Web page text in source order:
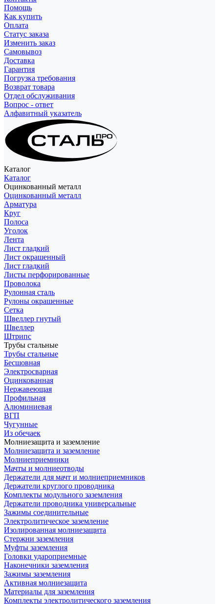
Помощь
Как купить
Оплата
Статус заказа
Изменить заказ
Самовывоз
Доставка
Гарантия
Погрузка требования
Возврат товара
Отдел обслуживания
Вопрос - ответ
Алфавитный указатель
Каталог
Каталог
Оцинкованный металл
Оцинкованный металл
Арматура
Круг
Полоса
Уголок
Лента
Лист гладкий
Лист окрашенный
Лист гладкий
Листы перфорированные
Проволока
Рулонная сталь
Рулоны окрашенные
Сетка
Швеллер гнутый
Швеллер
Штрипс
Трубы стальные
Трубы стальные
Бесшовная
Электросварная
Оцинкованная
Нержавеющая
Профильная
Алюминиевая
ВГП
Чугунные
Из обечаек
Молниезащита и заземление
Молниезащита и заземление
Молниеприемники
Мачты и молниеотводы
Держатели для мачт и молниеприемников
Держатели круглого проводника
Комплекты модульного заземления
Держатели проводника универсальные
Зажимы соединительные
Электролитическое заземление
Изолированная молниезащита
Стержни заземления
Муфты заземления
Головки удароприемные
Наконечники заземления
Зажимы заземления
Активная молниезащита
Материалы для заземления
Комплекты электролитического заземления